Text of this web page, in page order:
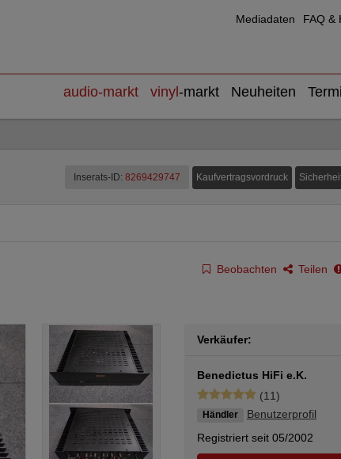
Mediadaten FAQ &
audio-markt vinyl -markt Neuheiten
Inserats-ID: 8269429747 Kaufvertragsvordruck
Beobachten Teilen
Verkäufer:
Benedictus HiFi e.K.
(11)
Händler
Benutzerprofil
Registriert seit 05/2002